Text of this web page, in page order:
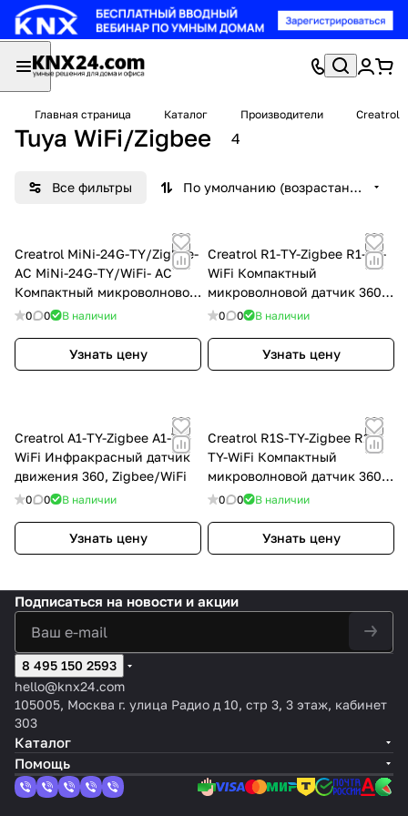
Главная страница Каталог Производители Creatrol
Tuya WiFi/Zigbee 4
Все фильтры По умолчанию (возрастание)
Creatrol MiNi-24G-TY/Zigbee-
AC MiNi-24G-TY/WiFi- AC
Компактный микроволновой
датчик MiNi 360, Zigbee/WiFi
0 0 В наличии
Узнать цену
Creatrol R1-TY-Zigbee R1-TY-
WiFi Компактный
микроволновой датчик 360,
Zigbee/WiFi
0 0 В наличии
Узнать цену
Creatrol A1-TY-Zigbee A1-TY-
WiFi Инфракрасный датчик
движения 360, Zigbee/WiFi
0 0 В наличии
Узнать цену
Creatrol R1S-TY-Zigbee R1S-
TY-WiFi Компактный
микроволновой датчик 360,
Zigbee/WiFi, реле 220В
0 0 В наличии
Узнать цену
Подписаться на новости и акции
8 495 150 2593
hello@knx24.com
105005, Москва г. улица Радио д 10, стр 3, 3 этаж, кабинет
303
Каталог
Помощь